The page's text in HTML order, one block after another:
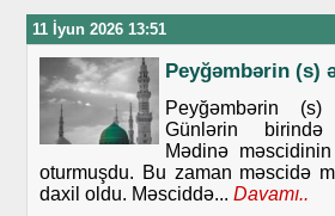
11 İyun 2026 13:51
Peyğəmbərin (s)
Peyğəmbərin
Günlərin
Mədinə
oturmuşdu. Bu zaman məscidə
daxil oldu. Məsciddə... Davamı..